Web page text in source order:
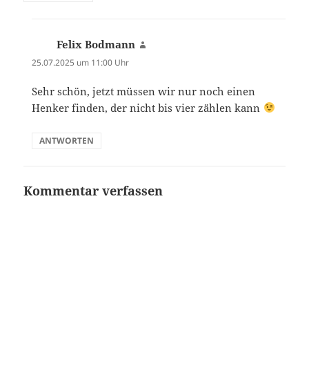
Felix Bodmann
25.07.2025 um 11:00 Uhr
Sehr schön, jetzt müssen wir nur noch einen
Henker finden, der nicht bis vier zählen kann
ANTWORTEN
Kommentar verfassen